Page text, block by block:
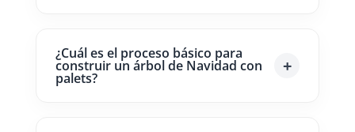
¿Cuál es el proceso básico para
construir un árbol de Navidad con
palets?